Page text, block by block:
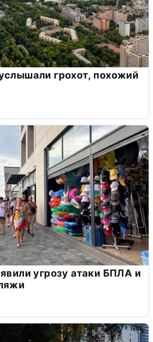
грохот, похожий
угрозу атаки БПЛА и